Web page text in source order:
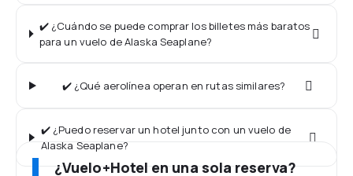
✔️ ¿Cuándo se puede comprar los billetes más baratos
para un vuelo de Alaska Seaplane?
✔️ ¿Qué aerolínea operan en rutas similares?
✔️ ¿Puedo reservar un hotel junto con un vuelo de
Alaska Seaplane?
¿Vuelo+Hotel en una sola reserva?